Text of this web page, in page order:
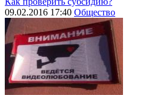
09.02.2016 17:40 Общество